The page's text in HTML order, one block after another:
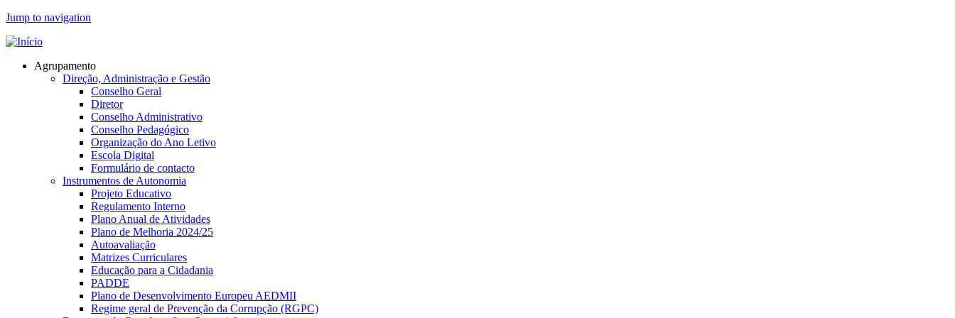
Jump to navigation
Agrupamento
Direção, Administração e Gestão
Conselho Geral
Diretor
Conselho Administrativo
Conselho Pedagógico
Organização do Ano Letivo
Escola Digital
Formulário de contacto
Instrumentos de Autonomia
Projeto Educativo
Regulamento Interno
Plano Anual de Atividades
Plano de Melhoria 2024/25
Autoavaliação
Matrizes Curriculares
Educação para a Cidadania
PADDE
Plano de Desenvolvimento Europeu AEDMII
Regime geral de Prevenção da Corrupção (RGPC)